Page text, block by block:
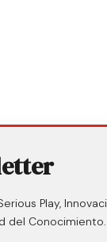
Play,
del Conocimiento.